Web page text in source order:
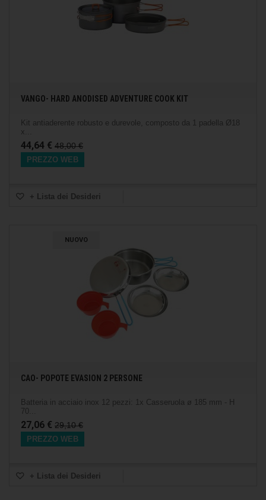
VANGO- HARD ANODISED ADVENTURE COOK KIT
Kit antiaderente robusto e durevole, composto da 1 padella Ø18
x...
44,64 € 48,00 €
PREZZO WEB
+ Lista dei Desideri
NUOVO
CAO- POPOTE EVASION 2 PERSONE
Batteria in acciaio inox 12 pezzi: 1x Casseruola ø 185 mm - H
70...
27,06 € 29,10 €
PREZZO WEB
+ Lista dei Desideri